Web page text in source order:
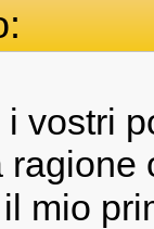
vostri
mio